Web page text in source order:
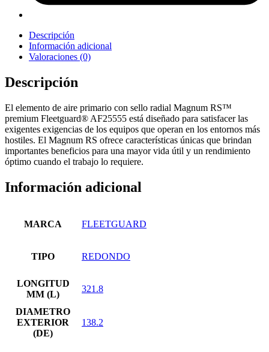
Descripción
Información adicional
Valoraciones (0)
Descripción
El elemento de aire primario con sello radial Magnum RS™
premium Fleetguard® AF25555 está diseñado para satisfacer las
exigentes exigencias de los equipos que operan en los entornos más
hostiles. El Magnum RS ofrece características únicas que brindan
importantes beneficios para una mayor vida útil y un rendimiento
óptimo cuando el trabajo lo requiere.
Información adicional
MARCA FLEETGUARD
TIPO REDONDO
LONGITUD
MM (L)
321.8
DIAMETRO
EXTERIOR
(DE)
138.2